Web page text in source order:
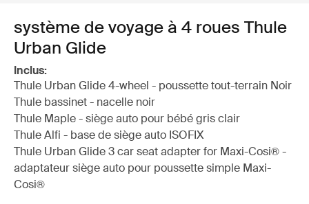
système de voyage à 4 roues Thule
Urban Glide
Inclus:
Thule Urban Glide 4-wheel - poussette tout-terrain Noir
Thule bassinet - nacelle noir
Thule Maple - siège auto pour bébé gris clair
Thule Alfi - base de siège auto ISOFIX
Thule Urban Glide 3 car seat adapter for Maxi-Cosi® -
adaptateur siège auto pour poussette simple Maxi-
Cosi®